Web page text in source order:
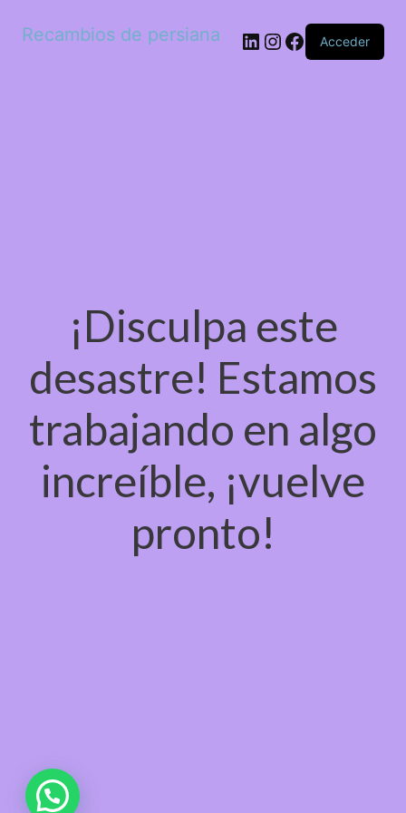
Recambios de persiana LinkedIn
Instagram
Facebook
Acceder
¡Disculpa este
desastre! Estamos
trabajando en algo
increíble, ¡vuelve
pronto!